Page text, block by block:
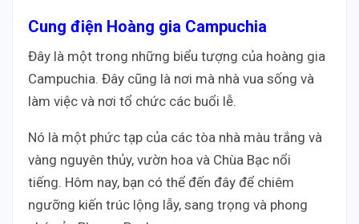
Cung điện Hoàng gia Campuchia
Đây là một trong những biểu tượng của hoàng gia
Campuchia. Đây cũng là nơi mà nhà vua sống và
làm việc và nơi tổ chức các buổi lễ.
Nó là một phức tạp của các tòa nhà màu trắng và
vàng nguyên thủy, vườn hoa và Chùa Bạc nổi
tiếng. Hôm nay, bạn có thể đến đây để chiêm
ngưỡng kiến ​​trúc lộng lẫy, sang trọng và phong